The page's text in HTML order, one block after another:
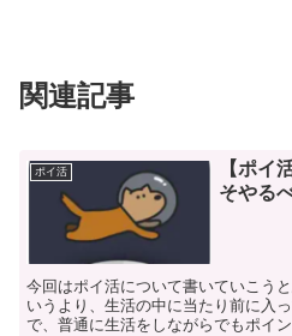
関連記事
ポイ活
【ポイ
そやる
今回はポイ活について書いていこう
いうより、生活の中に当たり前に入
で、普通に生活をしながらでもポイ